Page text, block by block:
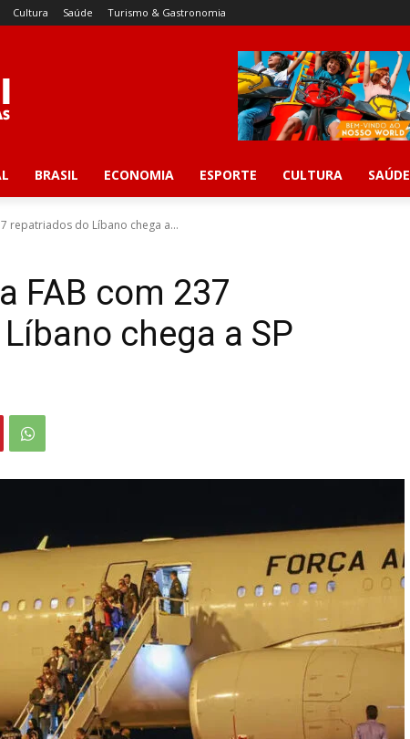
Cultura Saúde Turismo & Gastronomia
BRASIL ECONOMIA ESPORTE CULTURA SAÚDE
repatriados do Líbano chega a...
FAB com 237
chega a SP